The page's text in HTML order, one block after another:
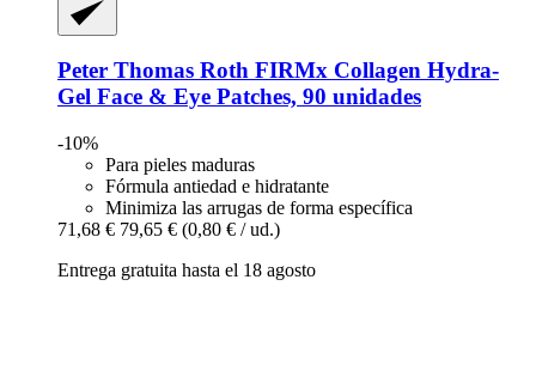
Peter Thomas Roth FIRMx Collagen Hydra-​
Gel Face & Eye Patches, 90 unidades
-10%
Para pieles maduras
Fórmula antiedad e hidratante
Minimiza las arrugas de forma específica
71,68 € 79,65 € (0,80 € / ud.)
Entrega gratuita hasta el 18 agosto